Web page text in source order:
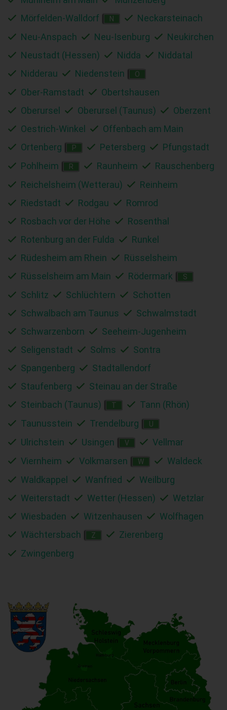
Mörfelden-Walldorf
N
Neckarsteinach
Neu-Anspach
Neu-Isenburg
Neukirchen
Neustadt (Hessen)
Nidda
Niddatal
Nidderau
Niedenstein O
Ober-Ramstadt
Obertshausen
Oberursel
Oberursel (Taunus)
Oberzent
Oestrich-Winkel
Offenbach am Main
Ortenberg
P Petersberg
Pfungstadt
Pohlheim
R Raunheim
Rauschenberg
Reichelsheim (Wetterau)
Reinheim
Riedstadt
Rodgau
Romrod
Rosbach vor der Höhe
Rosenthal
Rotenburg an der Fulda
Runkel
Rüdesheim am Rhein
Rüsselsheim
Rüsselsheim am Main
Rödermark S
Schlitz Schlüchtern
Schotten
Schwalbach am Taunus
Schwalmstadt
Schwarzenborn
Seeheim-Jugenheim
Seligenstadt
Solms
Sontra
Spangenberg
Stadtallendorf
Staufenberg
Steinau an der Straße
Steinbach (Taunus)
T
Tann (Rhön)
Taunusstein
Trendelburg U
Ulrichstein Usingen V
Vellmar
Viernheim
Volkmarsen W
Waldeck
Waldkappel
Wanfried
Weilburg
Weiterstadt
Wetter (Hessen)
Wetzlar
Wiesbaden
Witzenhausen
Wolfhagen
Wächtersbach
Z
Zierenberg
Zwingenberg